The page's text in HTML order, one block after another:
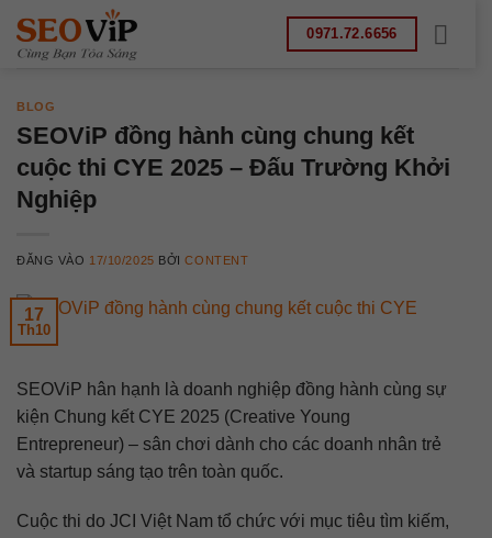
qua
0971.72.6656
BLOG
SEOViP đồng hành cùng chung kết
cuộc thi CYE 2025 – Đấu Trường Khởi
Nghiệp
ĐĂNG VÀO 17/10/2025 BỞICONTENT
17
Th10
SEOViP hân hạnh là doanh nghiệp đồng hành cùng sự
kiện Chung kết CYE 2025 (Creative Young
Entrepreneur) – sân chơi dành cho các doanh nhân trẻ
và startup sáng tạo trên toàn quốc.
Cuộc thi do JCI Việt Nam tổ chức với mục tiêu tìm kiếm,